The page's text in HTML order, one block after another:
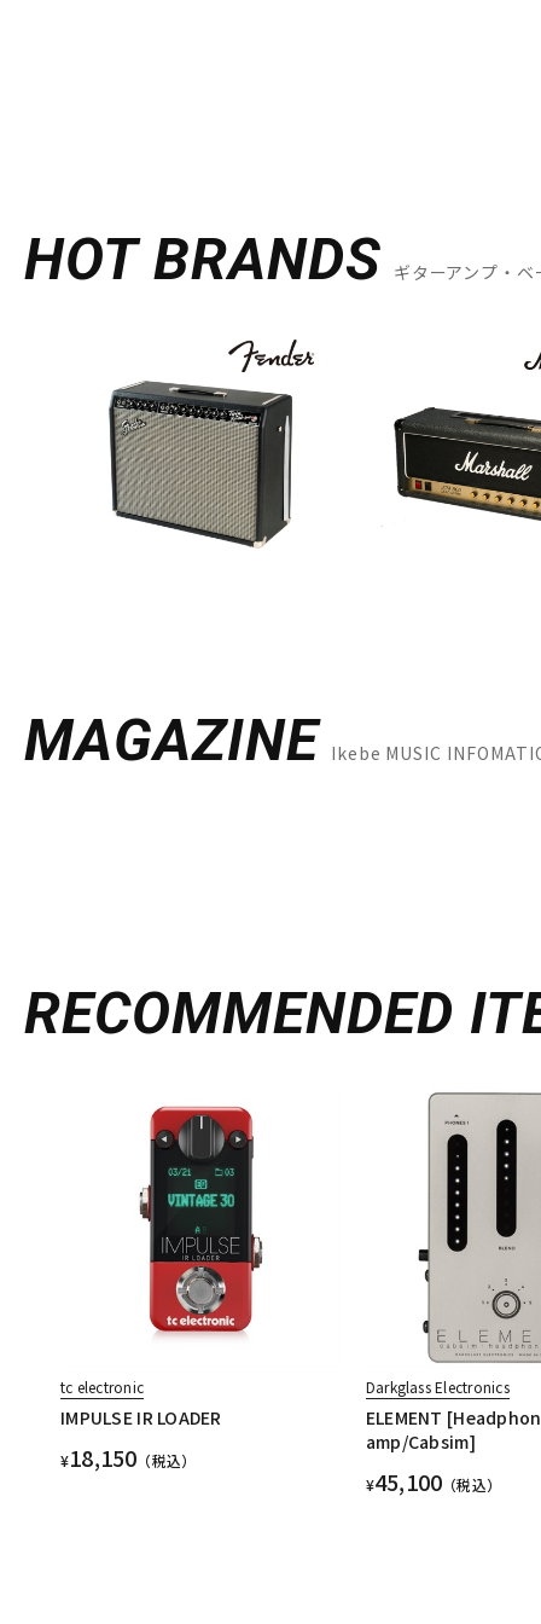
HOT BRANDS ギターアンプ・
MAGAZINE Ikebe MUSIC
RECOMMENDED
tc electronic
IMPULSE IR LOADER
¥18,150 （税込）
Darkglass Electronics
ELEMENT
amp/Cabsim]
¥45,100 （税込）